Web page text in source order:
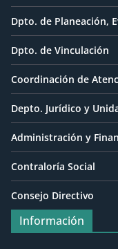
Dpto. de Planeación,
Dpto. de Vinculación
Coordinación de
Depto. Jurídico y
Administración y
Contraloría Social
Consejo Directivo
Información